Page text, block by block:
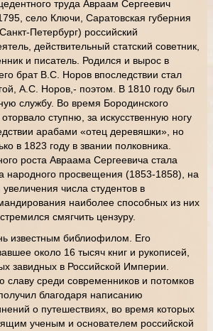
труда Авраам Сергеевич
село Ключи, Саратовская губерния
Петербург) российский
действительный статский советник,
и писатель. Родился и вырос в
брат В.С. Норов впоследствии стал
А.С. Норов,- поэтом. В 1810 году был
службу. Во время Бородинского
ступню, за искусственную ногу
арабами «отец деревяшки», но
в 1823 году в звании полковника.
роста Авраама Сергеевича стала
народного просвещения (1853-1858), на
числа студентов в
наиболее способных из них
смягчить цензуру.
известным библиофилом. Его
около 16 тысяч книг и рукописей,
завидных в Российской Империи.
среди современников и потомков
благодаря написанию
о путешествиях, во время которых
ученым и основателем российской